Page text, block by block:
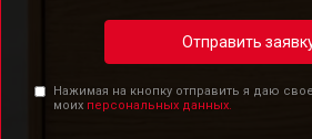
Отправить
Нажимая на кнопку отправить я даю
моих персональных данных.